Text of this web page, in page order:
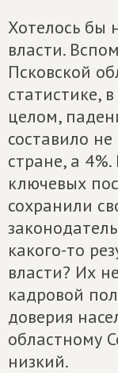
Хотелось бы
власти.
Псковской
статистике,
целом,
составило
стране, а
ключевых
сохранили
какого-то
власти? Их
кадровой
доверия
областному
низкий.